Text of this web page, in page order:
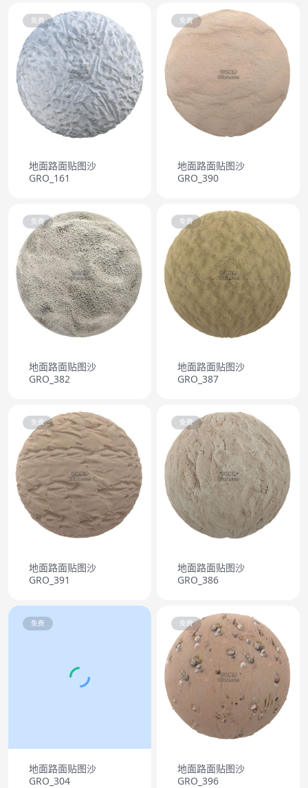
免费
地面路面贴图沙
GRO_161
免费
地面路面贴图沙
GRO_390
免费
地面路面贴图沙
GRO_382
免费
地面路面贴图沙
GRO_387
免费
地面路面贴图沙
GRO_391
免费
地面路面贴图沙
GRO_386
免费
地面路面贴图沙
GRO_304
免费
地面路面贴图沙
GRO_396